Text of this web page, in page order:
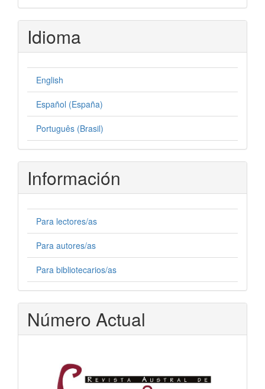
Idioma
English
Español (España)
Português (Brasil)
Información
Para lectores/as
Para autores/as
Para bibliotecarios/as
Número Actual